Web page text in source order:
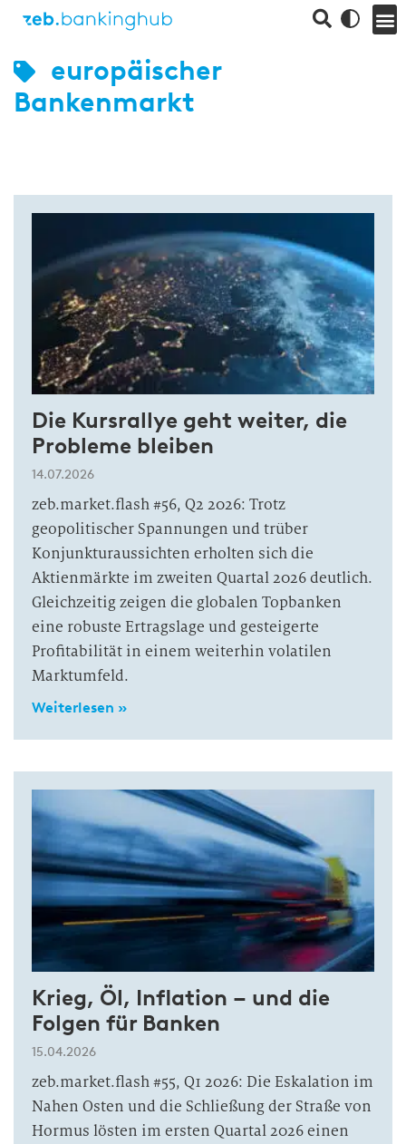
europäischer
Bankenmarkt
Die Kursrallye geht weiter, die
Probleme bleiben
14.07.2026
zeb.market.flash #56, Q2 2026: Trotz
geopolitischer Spannungen und trüber
Konjunkturaussichten erholten sich die
Aktienmärkte im zweiten Quartal 2026 deutlich.
Gleichzeitig zeigen die globalen Topbanken
eine robuste Ertragslage und gesteigerte
Profitabilität in einem weiterhin volatilen
Marktumfeld.
Weiterlesen »
Krieg, Öl, Inflation – und die
Folgen für Banken
15.04.2026
zeb.market.flash #55, Q1 2026: Die Eskalation im
Nahen Osten und die Schließung der Straße von
Hormus lösten im ersten Quartal 2026 einen